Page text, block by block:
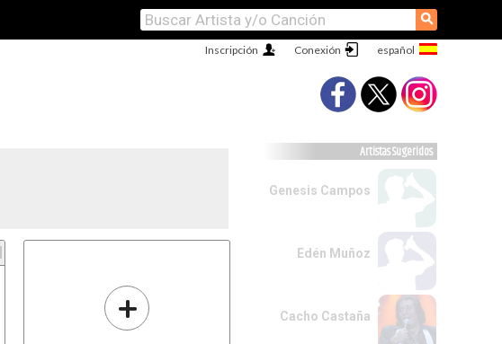
⚲
Conexión
Inscripción
+
Artistas Sugeridos
Genesis Campos
Edén Muñoz
Cacho Castaña